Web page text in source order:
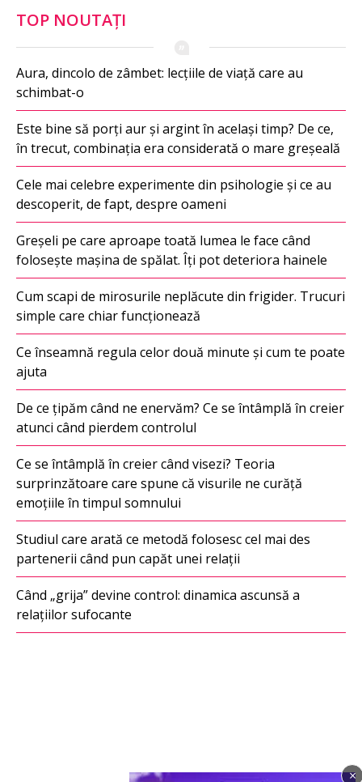
TOP NOUTAȚI
Aura, dincolo de zâmbet: lecțiile de viață care au
schimbat-o
Este bine să porți aur și argint în același timp? De ce,
în trecut, combinația era considerată o mare greșeală
Cele mai celebre experimente din psihologie și ce au
descoperit, de fapt, despre oameni
Greșeli pe care aproape toată lumea le face când
folosește mașina de spălat. Îți pot deteriora hainele
Cum scapi de mirosurile neplăcute din frigider. Trucuri
simple care chiar funcționează
Ce înseamnă regula celor două minute și cum te poate
ajuta
De ce țipăm când ne enervăm? Ce se întâmplă în creier
atunci când pierdem controlul
Ce se întâmplă în creier când visezi? Teoria
surprinzătoare care spune că visurile ne curăță
emoțiile în timpul somnului
Studiul care arată ce metodă folosesc cel mai des
partenerii când pun capăt unei relații
Când „grija” devine control: dinamica ascunsă a
relațiilor sufocante
×